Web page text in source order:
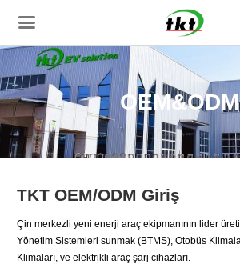
OEM&ODM
TKT OEM/ODM Giriş
Çin merkezli yeni enerji araç ekipmanının lider
Yönetim Sistemleri sunmak (BTMS), Otobüs
Klimaları, ve elektrikli araç şarj cihazları.